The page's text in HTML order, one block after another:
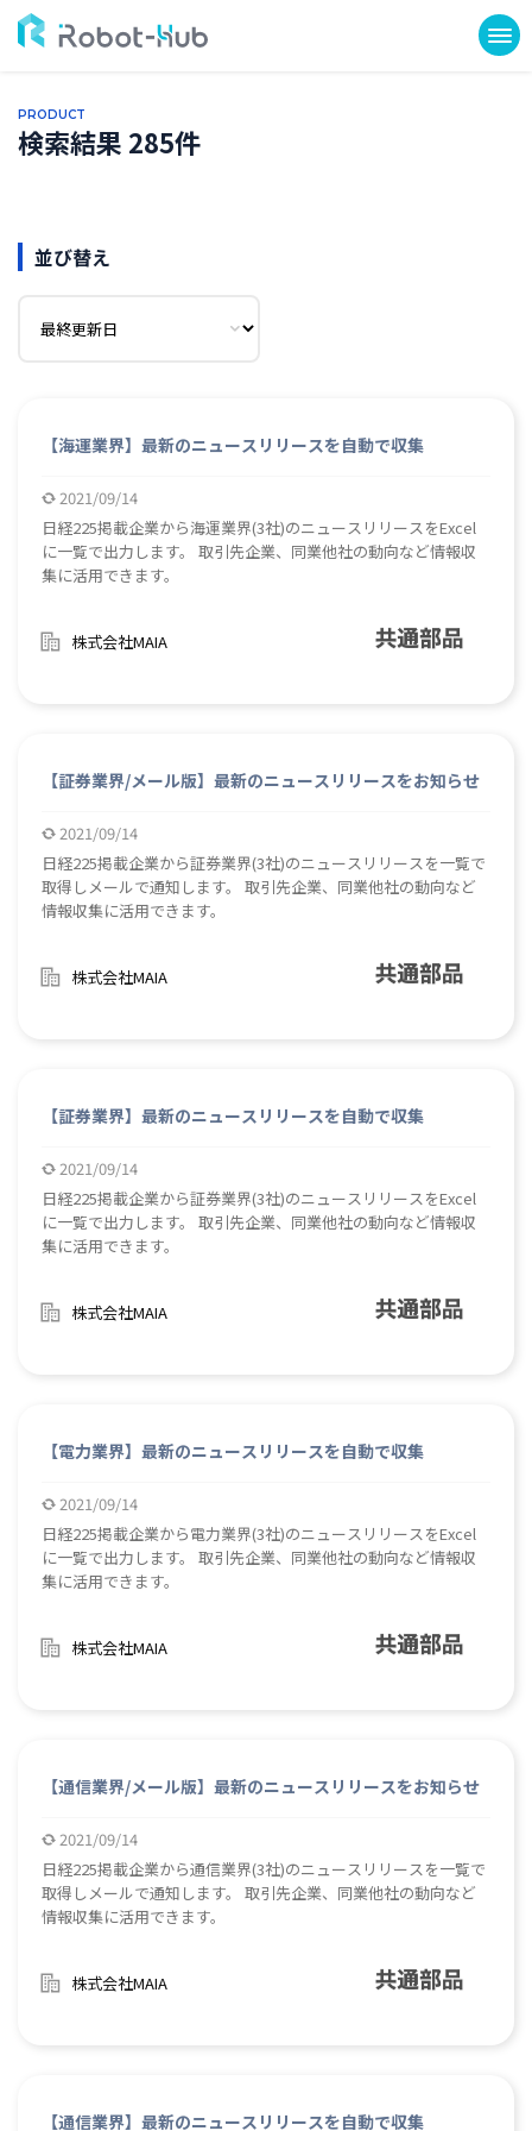
PRODUCT
検索結果 285件
並び替え
【海運業界】最新のニュースリリースを自動で収集
2021/09/14
日経225掲載企業から海運業界(3社)のニュースリリースをExcel
に一覧で出力します。 取引先企業、同業他社の動向など情報収
集に活用できます。
株式会社MAIA
【証券業界/メール版】最新のニュースリリースをお知らせ
2021/09/14
日経225掲載企業から証券業界(3社)のニュースリリースを一覧で
取得しメールで通知します。 取引先企業、同業他社の動向など
情報収集に活用できます。
株式会社MAIA
【証券業界】最新のニュースリリースを自動で収集
2021/09/14
日経225掲載企業から証券業界(3社)のニュースリリースをExcel
に一覧で出力します。 取引先企業、同業他社の動向など情報収
集に活用できます。
株式会社MAIA
【電力業界】最新のニュースリリースを自動で収集
2021/09/14
日経225掲載企業から電力業界(3社)のニュースリリースをExcel
に一覧で出力します。 取引先企業、同業他社の動向など情報収
集に活用できます。
株式会社MAIA
【通信業界/メール版】最新のニュースリリースをお知らせ
2021/09/14
日経225掲載企業から通信業界(3社)のニュースリリースを一覧で
取得しメールで通知します。 取引先企業、同業他社の動向など
情報収集に活用できます。
株式会社MAIA
【通信業界】最新のニュースリリースを自動で収集